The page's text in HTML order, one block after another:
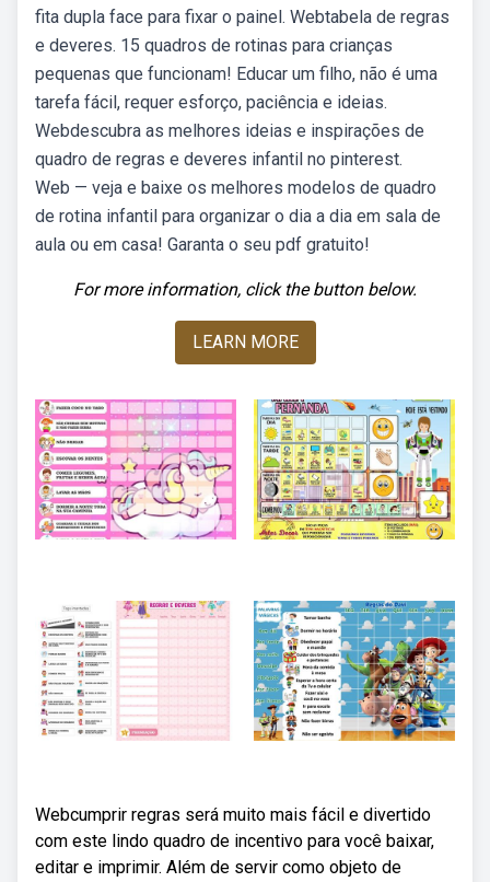
fita dupla face para fixar o painel. Webtabela de regras
e deveres. 15 quadros de rotinas para crianças
pequenas que funcionam! Educar um filho, não é uma
tarefa fácil, requer esforço, paciência e ideias.
Webdescubra as melhores ideias e inspirações de
quadro de regras e deveres infantil no pinterest.
Web — veja e baixe os melhores modelos de quadro
de rotina infantil para organizar o dia a dia em sala de
aula ou em casa! Garanta o seu pdf gratuito!
For more information, click the button below.
LEARN MORE
Webcumprir regras será muito mais fácil e divertido
com este lindo quadro de incentivo para você baixar,
editar e imprimir. Além de servir como objeto de